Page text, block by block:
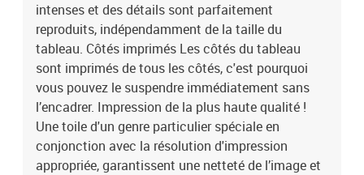
de la pièce où il se trouve, le tableau mural lui donnera un
caractère unique et créera une ambiance cosy pour tous les
habitants et invités. Le tableau est aussi un cadeau original pour
des occasions telles que :les anniversaires,le mariage comme
symbole d’une nouvelle vie,les pendaisons de crémaillère,Noël,la
Saint-Valentin,itp.Laissez le tableau "Tableau - Poetry of a Forest"
changer votre maison et celles de vos proches ! Dimensions des
panneaux:100x50: 20x30 20x40 20x50 20x40 20x30200x100:
40x60 40x80 40x100 40x80 40x60
intenses et des détails sont parfaitement
reproduits, indépendamment de la taille du
tableau. Côtés imprimés Les côtés du tableau
sont imprimés de tous les côtés, c'est pourquoi
vous pouvez le suspendre immédiatement sans
l’encadrer. Impression de la plus haute qualité !
Une toile d'un genre particulier spéciale en
conjonction avec la résolution d'impression
appropriée, garantissent une netteté de l’image et